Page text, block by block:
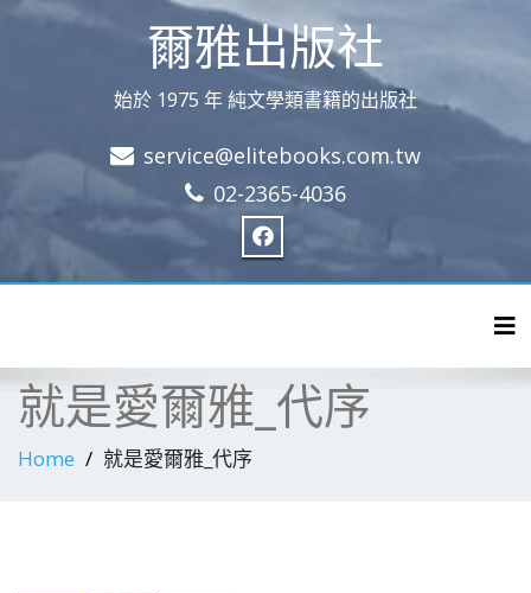
爾雅出版社
始於 1975 年 純文學類書籍的出版社
service@elitebooks.com.tw
02-2365-4036
就是愛爾雅_代序
Home 就是愛爾雅_代序